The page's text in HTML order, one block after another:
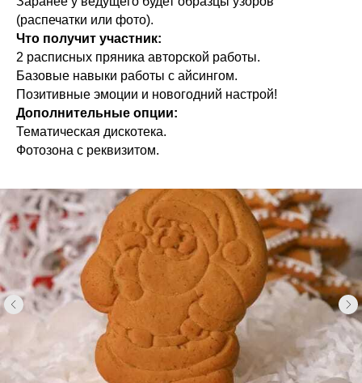
(распечатки или фото).
Что получит участник:
2 расписных пряника авторской работы.
Базовые навыки работы с айсингом.
Позитивные эмоции и новогодний настрой!
Дополнительные опции:
Тематическая дискотека.
Фотозона с реквизитом.